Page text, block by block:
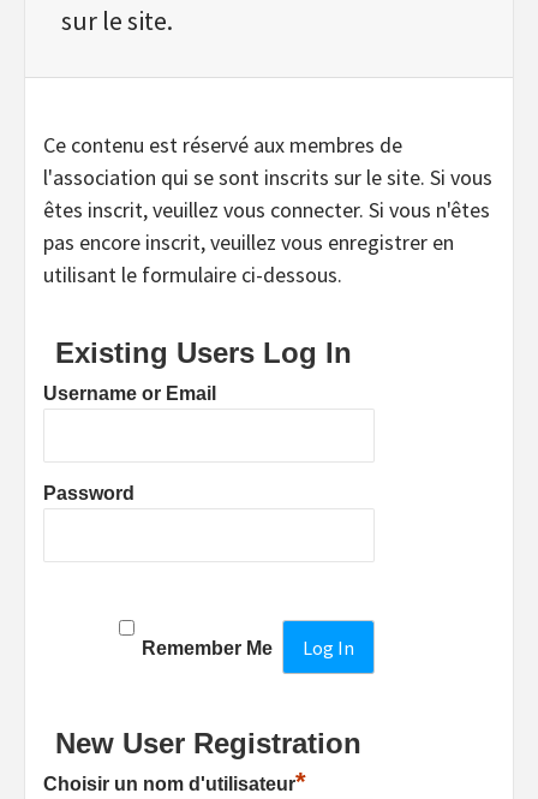
sur le site.
Ce contenu est réservé aux membres de
l'association qui se sont inscrits sur le site. Si vous
êtes inscrit, veuillez vous connecter. Si vous n'êtes
pas encore inscrit, veuillez vous enregistrer en
utilisant le formulaire ci-dessous.
Existing Users Log In
Username or Email
Password
Remember Me
New User Registration
Choisir un nom d'utilisateur*